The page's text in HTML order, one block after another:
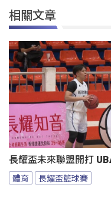
相關文章
長耀盃未來聯盟開打
體育 長耀盃籃球賽